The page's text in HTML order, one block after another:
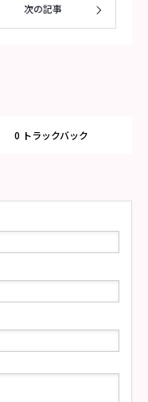
次の記事
0 トラックバック